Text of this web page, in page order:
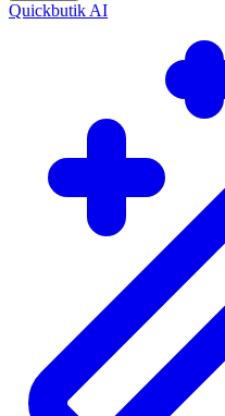
Quickbutik AI